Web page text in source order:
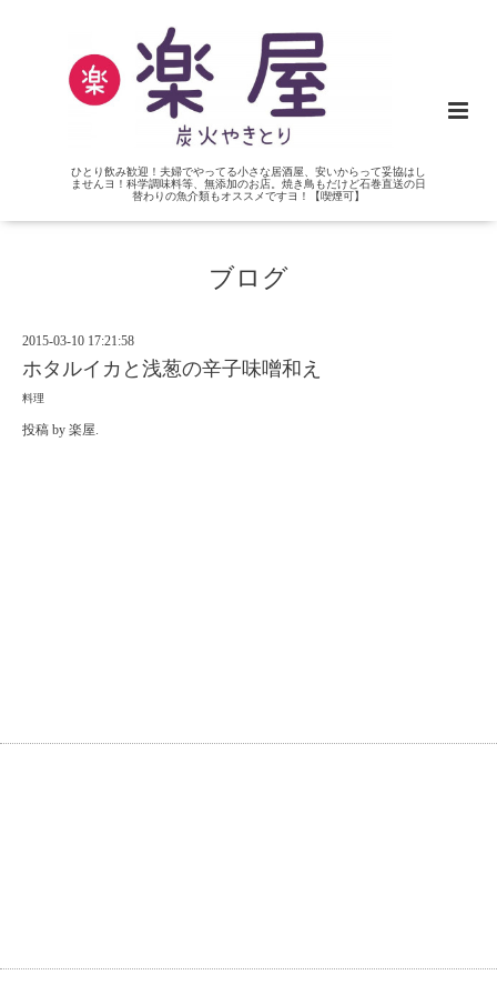
ひとり飲み歓迎！夫婦でやってる小さな居酒屋、安いからって妥協はし
ませんヨ！科学調味料等、無添加のお店。焼き鳥もだけど石巻直送の日
替わりの魚介類もオススメですヨ！【喫煙可】
ブログ
2015-03-10 17:21:58
ホタルイカと浅葱の辛子味噌和え
料理
投稿 by 楽屋